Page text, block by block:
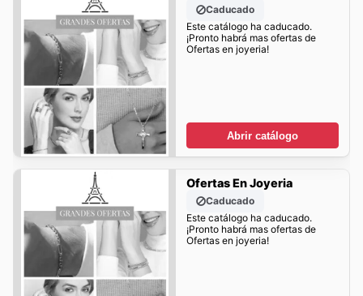
Caducado
Este catálogo ha caducado.
¡Pronto habrá mas ofertas de
Ofertas en joyeria!
Abrir catálogo
Ofertas En Joyeria
Caducado
Este catálogo ha caducado.
¡Pronto habrá mas ofertas de
Ofertas en joyeria!